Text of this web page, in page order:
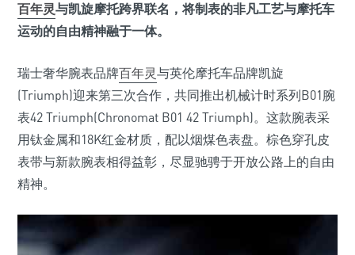
百年灵与凯旋摩托跨界联名，将制表的非凡工艺与摩托车
运动的自由精神融于一体。
瑞士奢华腕表品牌百年灵与英伦摩托车品牌凯旋
(Triumph)迎来第三次合作，共同推出机械计时系列B01腕
表42 Triumph(Chronomat B01 42 Triumph)。这款腕表采
用钛金属和18K红金材质，配以烟煤色表盘。棕色穿孔皮
表带与新款腕表相得益彰，尽显驰骋于开放公路上的自由
精神。